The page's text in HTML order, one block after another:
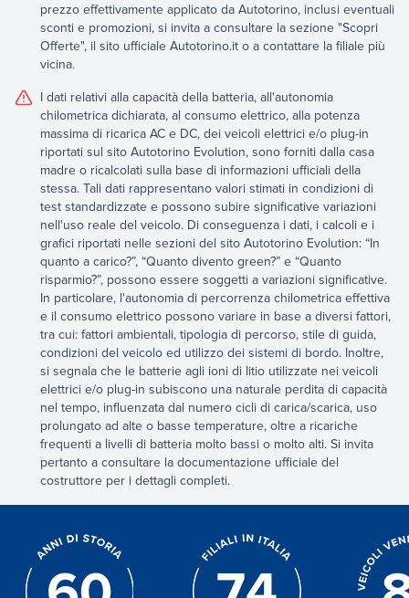
prezzo effettivamente applicato da Autotorino, inclusi eventuali
sconti e promozioni, si invita a consultare la sezione "Scopri
Offerte", il sito ufficiale Autotorino.it o a contattare la filiale più
vicina.
I dati relativi alla capacità della batteria, all'autonomia
chilometrica dichiarata, al consumo elettrico, alla potenza
massima di ricarica AC e DC, dei veicoli elettrici e/o plug-in
riportati sul sito Autotorino Evolution, sono forniti dalla casa
madre o ricalcolati sulla base di informazioni ufficiali della
stessa. Tali dati rappresentano valori stimati in condizioni di
test standardizzate e possono subire significative variazioni
nell'uso reale del veicolo. Di conseguenza i dati, i calcoli e i
grafici riportati nelle sezioni del sito Autotorino Evolution: “In
quanto a carico?”, “Quanto divento green?” e “Quanto
risparmio?”, possono essere soggetti a variazioni significative.
In particolare, l'autonomia di percorrenza chilometrica effettiva
e il consumo elettrico possono variare in base a diversi fattori,
tra cui: fattori ambientali, tipologia di percorso, stile di guida,
condizioni del veicolo ed utilizzo dei sistemi di bordo. Inoltre,
si segnala che le batterie agli ioni di litio utilizzate nei veicoli
elettrici e/o plug-in subiscono una naturale perdita di capacità
nel tempo, influenzata dal numero cicli di carica/scarica, uso
prolungato ad alte o basse temperature, oltre a ricariche
frequenti a livelli di batteria molto bassi o molto alti. Si invita
pertanto a consultare la documentazione ufficiale del
costruttore per i dettagli completi.